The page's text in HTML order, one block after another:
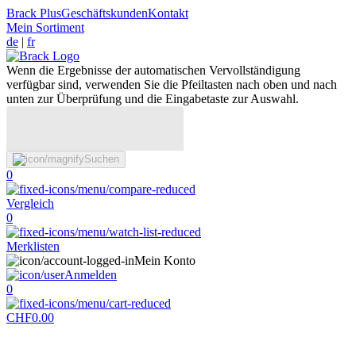
Brack PlusGeschäftskundenKontakt
Mein Sortiment
de | fr
Wenn die Ergebnisse der automatischen Vervollständigung
verfügbar sind, verwenden Sie die Pfeiltasten nach oben und nach
unten zur Überprüfung und die Eingabetaste zur Auswahl.
Suchen
0
Vergleich
0
Merklisten
Mein Konto
Anmelden
0
CHF0.00